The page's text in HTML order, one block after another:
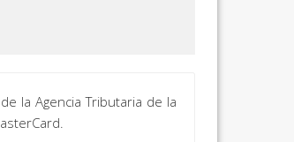
la Agencia Tributaria de la